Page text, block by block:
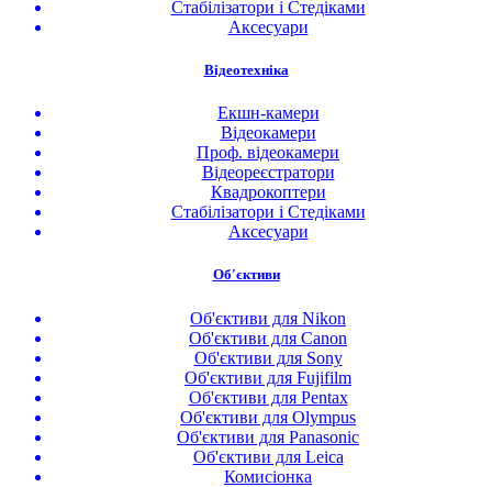
Стабілізатори і Стедіками
Аксесуари
Відеотехніка
Екшн-камери
Відеокамери
Проф. відеокамери
Відеореєстратори
Квадрокоптери
Стабілізатори і Стедіками
Аксесуари
Об'єктиви
Об'єктиви для Nikon
Об'єктиви для Canon
Об'єктиви для Sony
Об'єктиви для Fujifilm
Об'єктиви для Pentax
Об'єктиви для Olympus
Об'єктиви для Panasonic
Об'єктиви для Leica
Комисіонка